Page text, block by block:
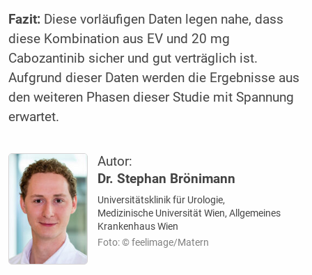
Fazit:Diese vorläufigen Daten legen nahe, dass
diese Kombination aus EV und 20 mg
Cabozantinib sicher und gut verträglich ist.
Aufgrund dieser Daten werden die Ergebnisse aus
den weiteren Phasen dieser Studie mit Spannung
erwartet.
Autor:
Dr. Stephan Brönimann
Universitätsklinik für Urologie,
Medizinische Universität Wien, Allgemeines
Krankenhaus Wien
Foto: © feelimage/Matern